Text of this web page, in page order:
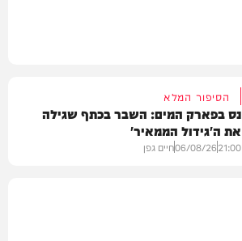
הסיפור המלא
נס בפארק המים: השבר בכתף שגילה
את ה'גידול הממאיר'
21:00
06/08/26חיים גפן